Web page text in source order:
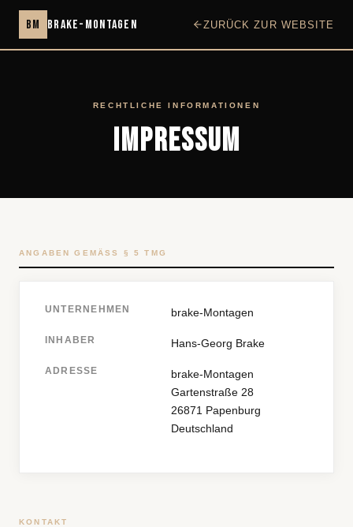
BM brake-Montagen ZURÜCK ZUR WEBSITE
RECHTLICHE INFORMATIONEN
IMPRESSUM
ANGABEN GEMÄSS § 5 TMG
UNTERNEHMEN brake-Montagen
INHABER Hans-Georg Brake
ADRESSE
brake-Montagen
Gartenstraße 28
26871 Papenburg
Deutschland
KONTAKT